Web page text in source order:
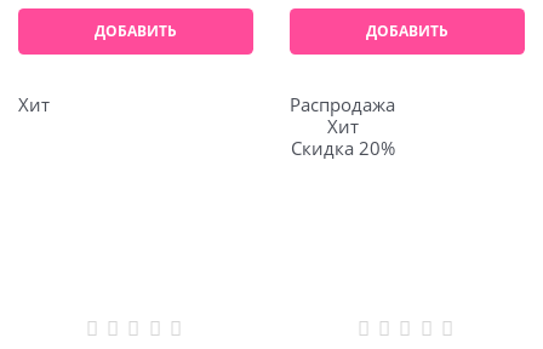
ДОБАВИТЬ ДОБАВИТЬ
Хит
Распродажа
Хит
Скидка 20%